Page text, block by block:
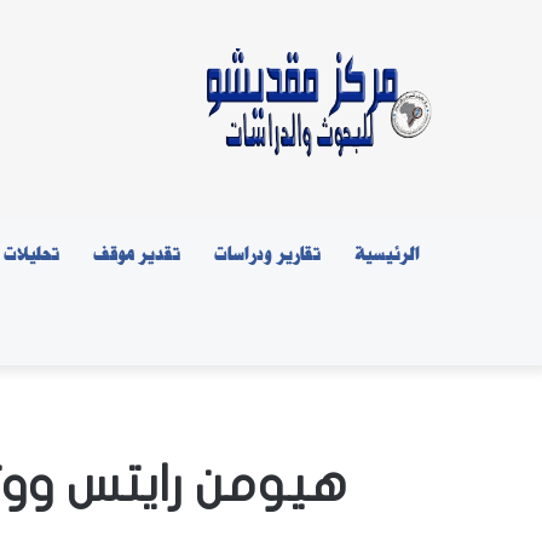
الرئيسية تقارير ودراسات تقدير موقف تحليلات
هيومن رايتس